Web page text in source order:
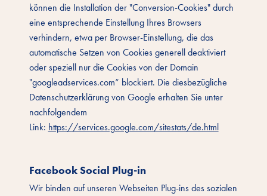
können die Installation der "Conversion-Cookies" durch
eine entsprechende Einstellung Ihres Browsers
verhindern, etwa per Browser-Einstellung, die das
automatische Setzen von Cookies generell deaktiviert
oder speziell nur die Cookies von der Domain
"googleadservices.com“ blockiert. Die diesbezügliche
Datenschutzerklärung von Google erhalten Sie unter
nachfolgendem
Link: https://services.google.com/sitestats/de.html
Facebook Social Plug-in
Wir binden auf unseren Webseiten Plug-ins des sozialen